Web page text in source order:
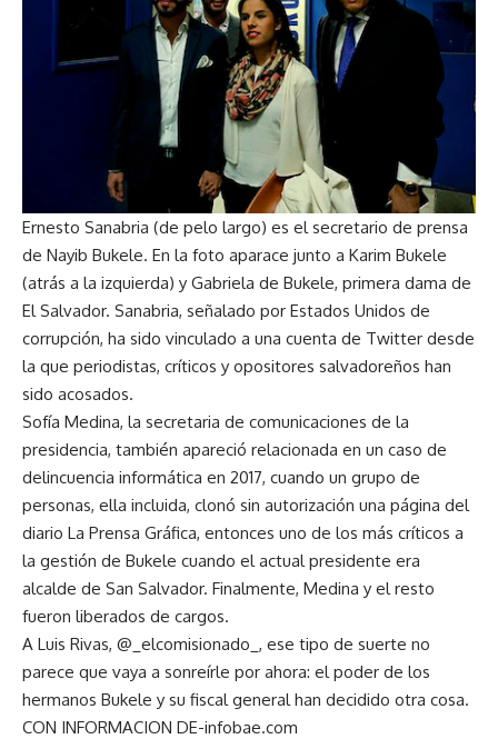
Ernesto Sanabria (de pelo largo) es el secretario de prensa
de Nayib Bukele. En la foto aparace junto a Karim Bukele
(atrás a la izquierda) y Gabriela de Bukele, primera dama de
El Salvador. Sanabria, señalado por Estados Unidos de
corrupción, ha sido vinculado a una cuenta de Twitter desde
la que periodistas, críticos y opositores salvadoreños han
sido acosados.
Sofía Medina, la secretaria de comunicaciones de la
presidencia, también apareció relacionada en un caso de
delincuencia informática en 2017, cuando un grupo de
personas, ella incluida, clonó sin autorización una página del
diario La Prensa Gráfica, entonces uno de los más críticos a
la gestión de Bukele cuando el actual presidente era
alcalde de San Salvador. Finalmente, Medina y el resto
fueron liberados de cargos.
A Luis Rivas, @_elcomisionado_, ese tipo de suerte no
parece que vaya a sonreírle por ahora: el poder de los
hermanos Bukele y su fiscal general han decidido otra cosa.
CON INFORMACION DE-infobae.com